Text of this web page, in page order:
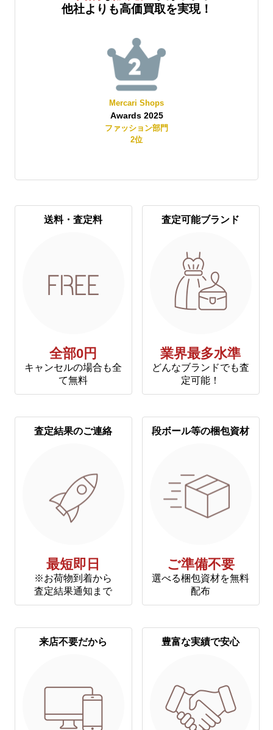
他社よりも高価買取を実現！
Mercari Shops
Awards 2025
ファッション部門
2位
送料・査定料
全部0円
キャンセルの場合も全
て無料
査定可能ブランド
業界最多水準
どんなブランドでも査
定可能！
査定結果のご連絡
最短即日
※お荷物到着から
査定結果通知まで
段ボール等の梱包資材
ご準備不要
選べる梱包資材を無料
配布
来店不要だから 豊富な実績で安心